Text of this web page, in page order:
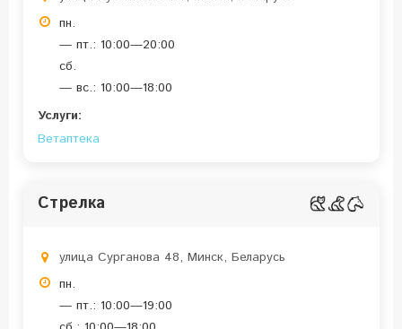
пн.
— пт.: 10:00—20:00
сб.
— вс.: 10:00—18:00
Услуги:
Ветаптека
Стрелка
улица Сурганова 48, Минск, Беларусь
пн.
— пт.: 10:00—19:00